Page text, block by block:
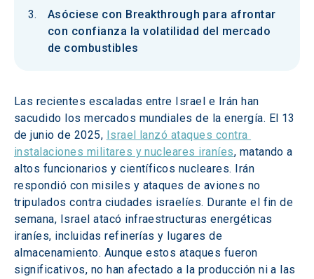
Asóciese con Breakthrough para afrontar
con confianza la volatilidad del mercado
de combustibles
Las recientes escaladas entre Israel e Irán han
sacudido los mercados mundiales de la energía. El 13
de junio de 2025, Israel lanzó ataques contra
instalaciones militares y nucleares iraníes, matando a
altos funcionarios y científicos nucleares. Irán
respondió con misiles y ataques de aviones no
tripulados contra ciudades israelíes. Durante el fin de
semana, Israel atacó infraestructuras energéticas
iraníes, incluidas refinerías y lugares de
almacenamiento. Aunque estos ataques fueron
significativos, no han afectado a la producción ni a las